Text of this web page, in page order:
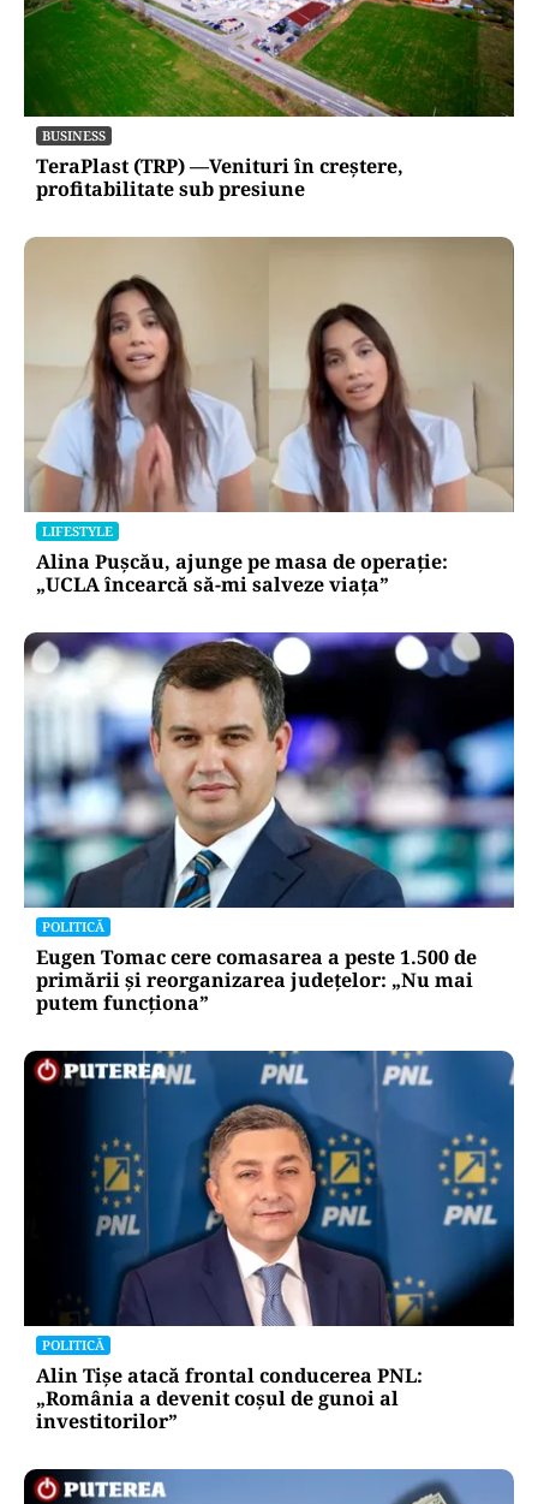
BUSINESS
TeraPlast (TRP) —Venituri în creștere,
profitabilitate sub presiune
LIFESTYLE
Alina Pușcău, ajunge pe masa de operație:
„UCLA încearcă să-mi salveze viața”
POLITICĂ
Eugen Tomac cere comasarea a peste 1.500 de
primării și reorganizarea județelor: „Nu mai
putem funcționa”
POLITICĂ
Alin Tișe atacă frontal conducerea PNL:
„România a devenit coșul de gunoi al
investitorilor”